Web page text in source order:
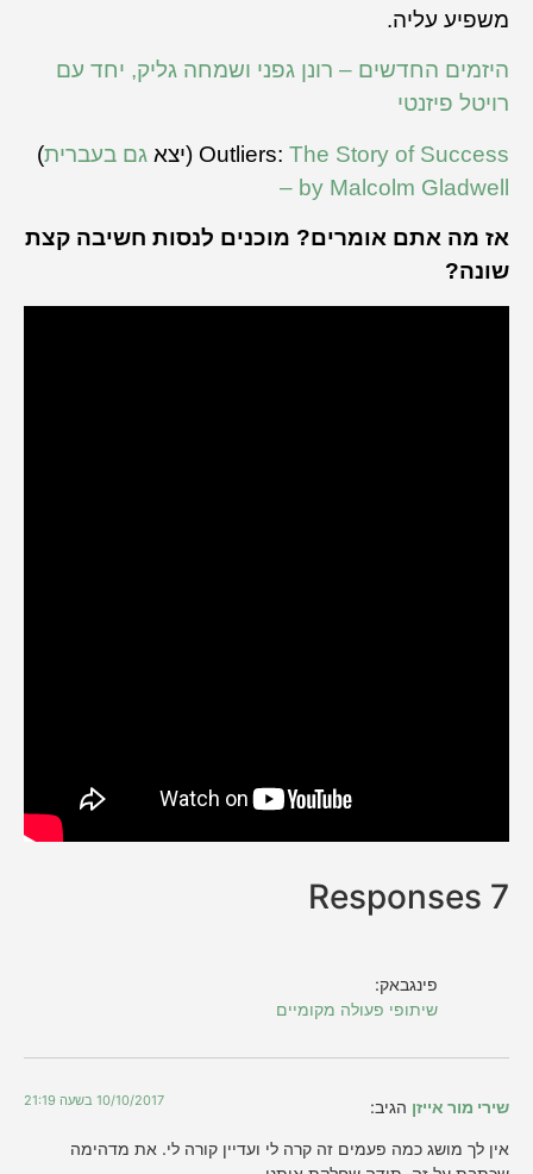
משפיע עליה.
היזמים החדשים – רונן גפני ושמחה גליק, יחד עם
רויטל פיזנטי
(יצאגם בעברית ) Outliers:The Story of Success
– byMalcolm Gladwell
אז מה אתם אומרים? מוכנים לנסות חשיבה קצת
שונה?
פינגבאק:
שיתופי פעולה מקומיים
שירי מור אייזן הגיב: 10/10/2017 בשעה 21:19
אין לך מושג כמה פעמים זה קרה לי ועדיין קורה לי. את מדהימה